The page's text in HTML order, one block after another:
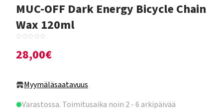
MUC-OFF Dark Energy Bicycle Chain
Wax 120ml
28,00€
Myymäläsaatavuus
Varastossa. Toimitusaika noin 2 - 6 arkipäivää